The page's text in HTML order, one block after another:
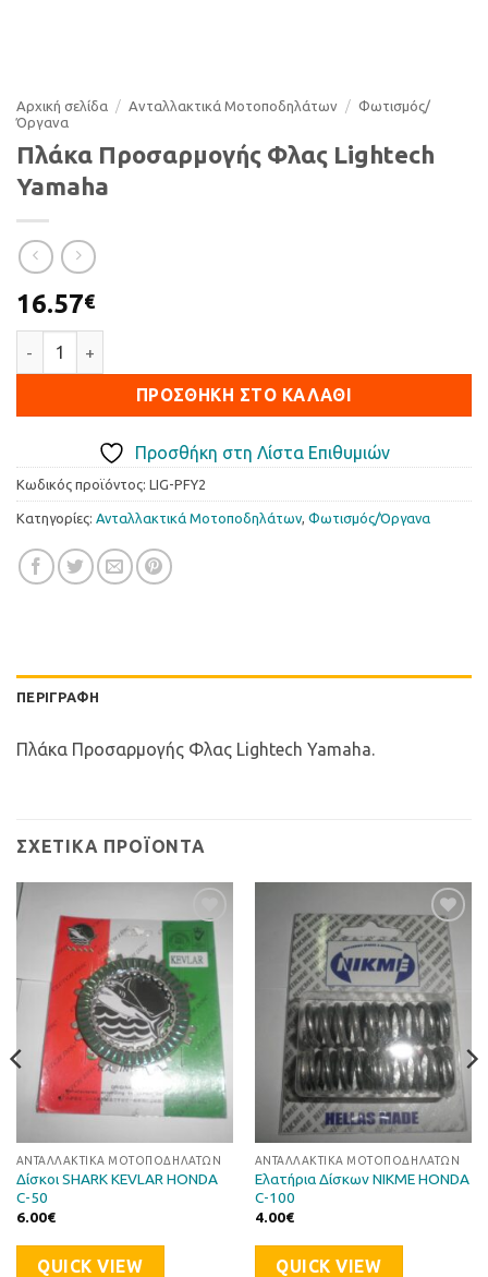
Αρχική σελίδα / Ανταλλακτικά Μοτοποδηλάτων / Φωτισµός/
Όργανα
Πλάκα Προσαρμογής Φλας Lightech
Yamaha
16.57€
ΠΡΟΣΘΉΚΗ ΣΤΟ ΚΑΛΆΘΙ
Προσθήκη στη Λίστα Επιθυμιών
Κωδικός προϊόντος: LIG-PFY2
Κατηγορίες: Ανταλλακτικά Μοτοποδηλάτων, Φωτισµός/Όργανα
ΠΕΡΙΓΡΑΦΉ
Πλάκα Προσαρμογής Φλας Lightech Yamaha.
ΣΧΕΤΙΚΆ ΠΡΟΪΌΝΤΑ
Προσθήκη
στη Λίστα
Επιθυμιών
ΑΝΤΑΛΛΑΚΤΙΚΆ ΜΟΤΟΠΟΔΗΛΆΤΩΝ
Δίσκοι SHARK KEVLAR HONDA
C-50
6.00€
QUICK VIEW
Προσθήκη
στη Λίστα
Επιθυμιών
ΑΝΤΑΛΛΑΚΤΙΚΆ ΜΟΤΟΠΟΔΗΛΆΤΩΝ
Ελατήρια Δίσκων NIKME HONDA
C-100
4.00€
QUICK VIEW